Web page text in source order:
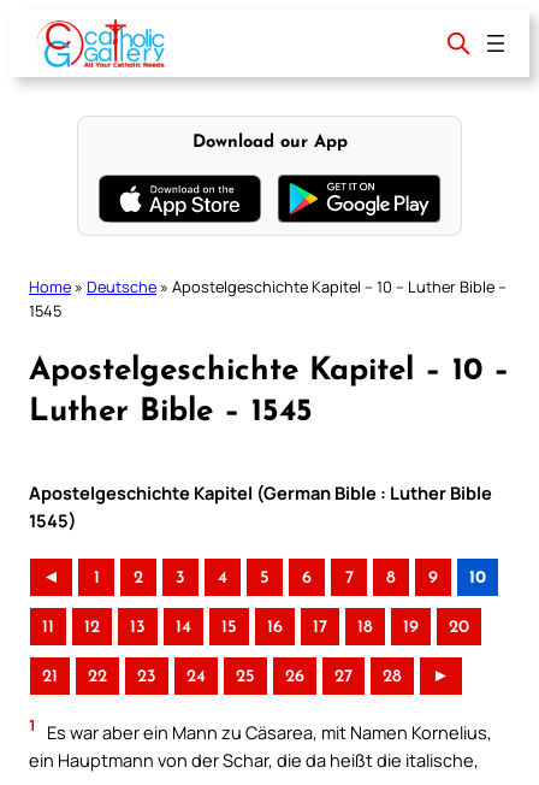
content
Download our App
Home » Deutsche » Apostelgeschichte Kapitel – 10 – Luther Bible –
1545
Apostelgeschichte Kapitel – 10 –
Luther Bible – 1545
Apostelgeschichte Kapitel (German Bible : Luther Bible
1545)
◄ 1 2 3 4 5 6 7 8 9 10
11 12 13 14 15 16 17 18 19 20
21 22 23 24 25 26 27 28 ►
1
Es war aber ein Mann zu Cäsarea, mit Namen Kornelius,
ein Hauptmann von der Schar, die da heißt die italische,